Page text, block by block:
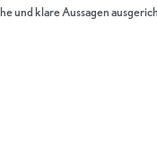
und klare Aussagen